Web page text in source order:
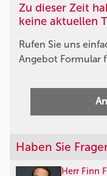
Zu dieser Zeit
keine aktuellen
Rufen Sie uns
Angebot Formular
Haben Sie
Herr Finn